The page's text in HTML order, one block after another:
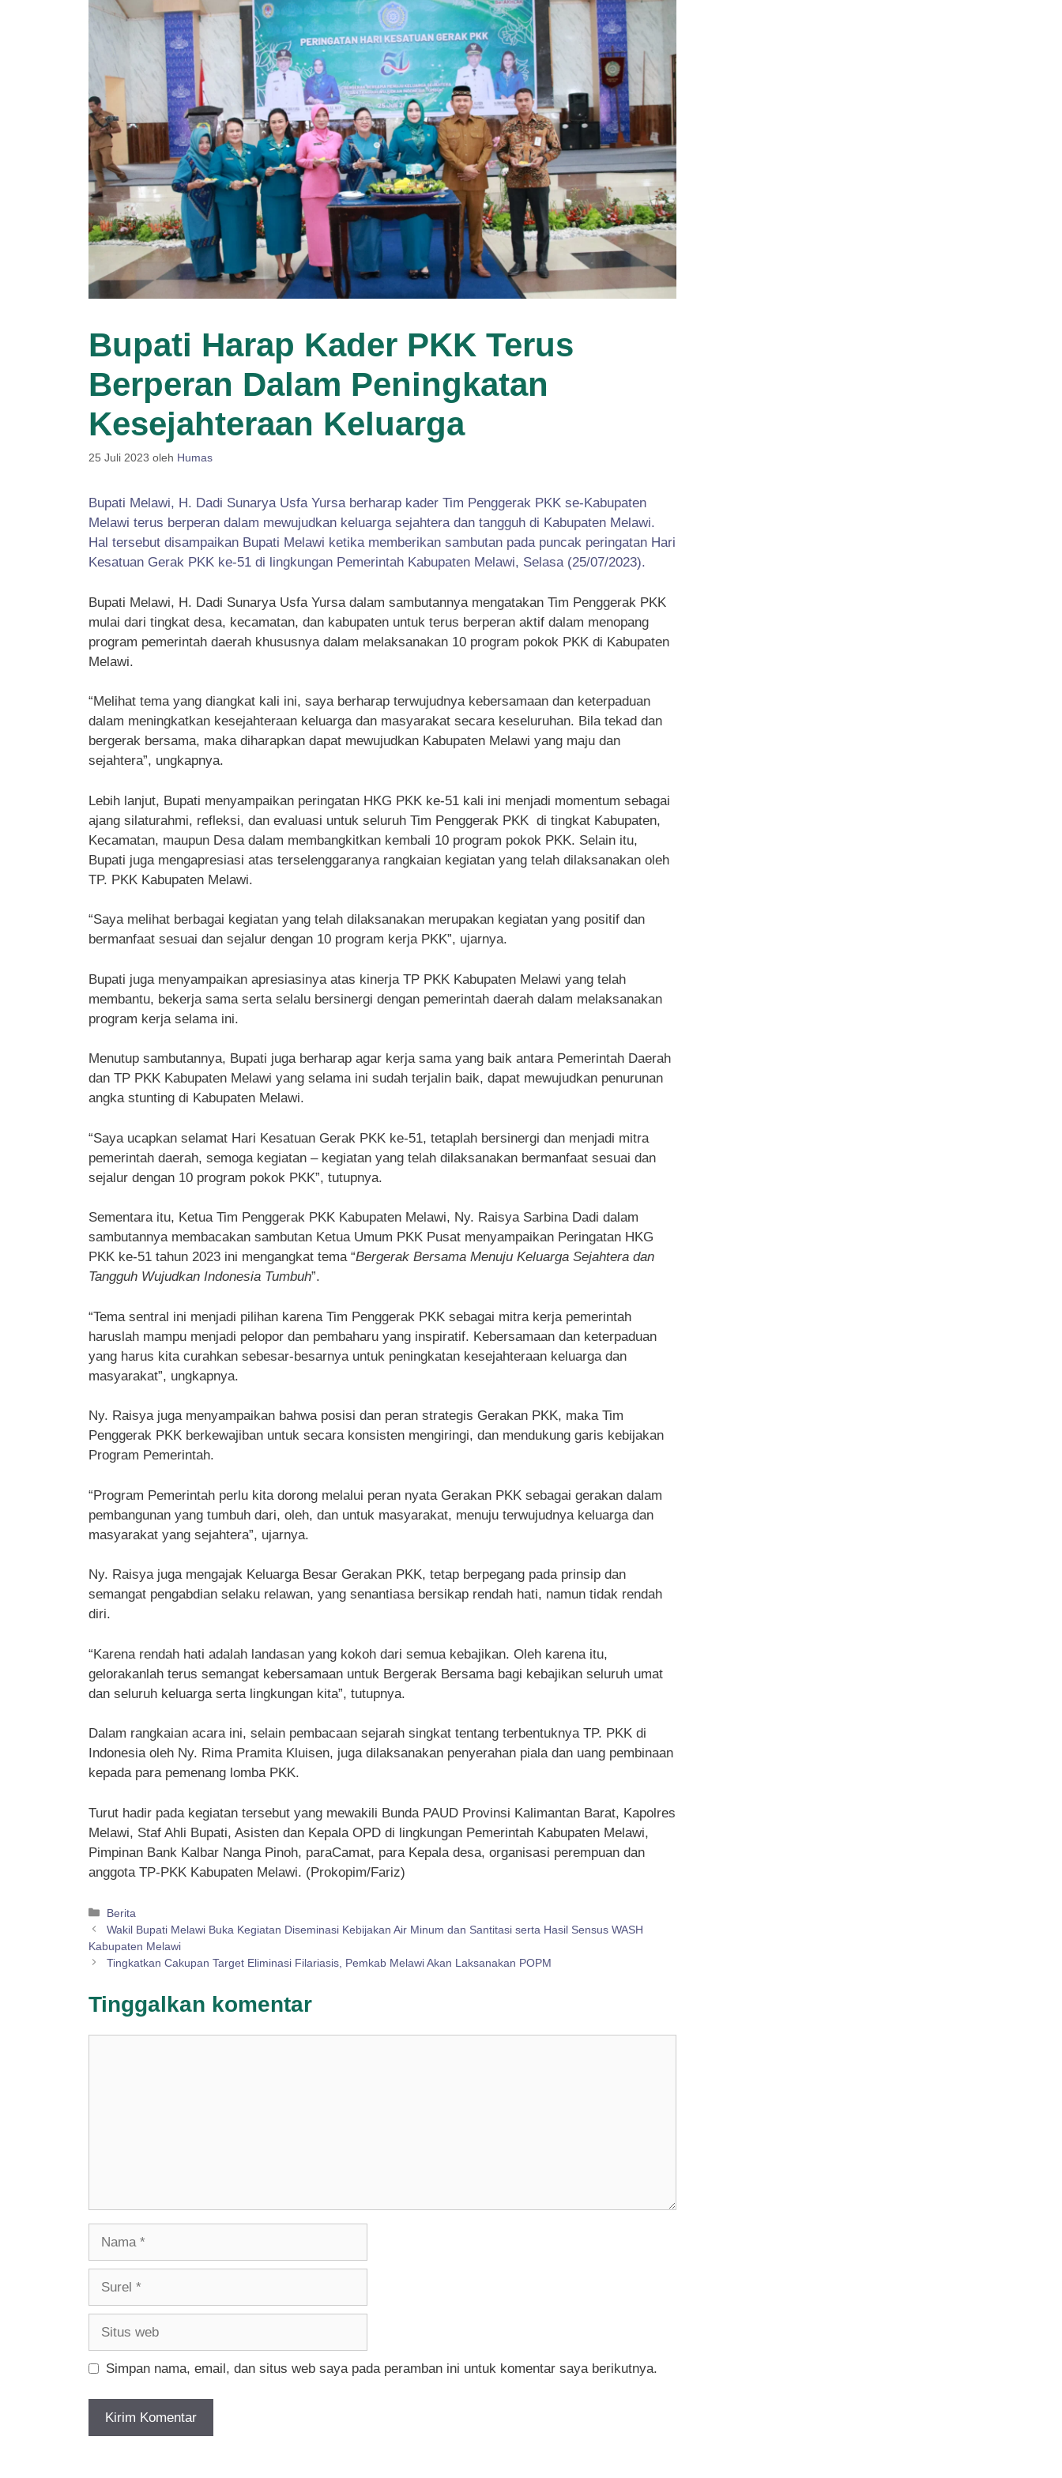
Bupati Harap Kader PKK Terus
Berperan Dalam Peningkatan
Kesejahteraan Keluarga
25 Juli 2023 oleh Humas
Bupati Melawi, H. Dadi Sunarya Usfa Yursa berharap kader Tim Penggerak PKK se-Kabupaten
Melawi terus berperan dalam mewujudkan keluarga sejahtera dan tangguh di Kabupaten Melawi.
Hal tersebut disampaikan Bupati Melawi ketika memberikan sambutan pada puncak peringatan Hari
Kesatuan Gerak PKK ke-51 di lingkungan Pemerintah Kabupaten Melawi, Selasa (25/07/2023).
Bupati Melawi, H. Dadi Sunarya Usfa Yursa dalam sambutannya mengatakan Tim Penggerak PKK
mulai dari tingkat desa, kecamatan, dan kabupaten untuk terus berperan aktif dalam menopang
program pemerintah daerah khususnya dalam melaksanakan 10 program pokok PKK di Kabupaten
Melawi.
“Melihat tema yang diangkat kali ini, saya berharap terwujudnya kebersamaan dan keterpaduan
dalam meningkatkan kesejahteraan keluarga dan masyarakat secara keseluruhan. Bila tekad dan
bergerak bersama, maka diharapkan dapat mewujudkan Kabupaten Melawi yang maju dan
sejahtera”, ungkapnya.
Lebih lanjut, Bupati menyampaikan peringatan HKG PKK ke-51 kali ini menjadi momentum sebagai
ajang silaturahmi, refleksi, dan evaluasi untuk seluruh Tim Penggerak PKK di tingkat Kabupaten,
Kecamatan, maupun Desa dalam membangkitkan kembali 10 program pokok PKK. Selain itu,
Bupati juga mengapresiasi atas terselenggaranya rangkaian kegiatan yang telah dilaksanakan oleh
TP. PKK Kabupaten Melawi.
“Saya melihat berbagai kegiatan yang telah dilaksanakan merupakan kegiatan yang positif dan
bermanfaat sesuai dan sejalur dengan 10 program kerja PKK”, ujarnya.
Bupati juga menyampaikan apresiasinya atas kinerja TP PKK Kabupaten Melawi yang telah
membantu, bekerja sama serta selalu bersinergi dengan pemerintah daerah dalam melaksanakan
program kerja selama ini.
Menutup sambutannya, Bupati juga berharap agar kerja sama yang baik antara Pemerintah Daerah
dan TP PKK Kabupaten Melawi yang selama ini sudah terjalin baik, dapat mewujudkan penurunan
angka stunting di Kabupaten Melawi.
“Saya ucapkan selamat Hari Kesatuan Gerak PKK ke-51, tetaplah bersinergi dan menjadi mitra
pemerintah daerah, semoga kegiatan – kegiatan yang telah dilaksanakan bermanfaat sesuai dan
sejalur dengan 10 program pokok PKK”, tutupnya.
Sementara itu, Ketua Tim Penggerak PKK Kabupaten Melawi, Ny. Raisya Sarbina Dadi dalam
sambutannya membacakan sambutan Ketua Umum PKK Pusat menyampaikan Peringatan HKG
PKK ke-51 tahun 2023 ini mengangkat tema “Bergerak Bersama Menuju Keluarga Sejahtera dan
Tangguh Wujudkan Indonesia Tumbuh”.
“Tema sentral ini menjadi pilihan karena Tim Penggerak PKK sebagai mitra kerja pemerintah
haruslah mampu menjadi pelopor dan pembaharu yang inspiratif. Kebersamaan dan keterpaduan
yang harus kita curahkan sebesar-besarnya untuk peningkatan kesejahteraan keluarga dan
masyarakat”, ungkapnya.
Ny. Raisya juga menyampaikan bahwa posisi dan peran strategis Gerakan PKK, maka Tim
Penggerak PKK berkewajiban untuk secara konsisten mengiringi, dan mendukung garis kebijakan
Program Pemerintah.
“Program Pemerintah perlu kita dorong melalui peran nyata Gerakan PKK sebagai gerakan dalam
pembangunan yang tumbuh dari, oleh, dan untuk masyarakat, menuju terwujudnya keluarga dan
masyarakat yang sejahtera”, ujarnya.
Ny. Raisya juga mengajak Keluarga Besar Gerakan PKK, tetap berpegang pada prinsip dan
semangat pengabdian selaku relawan, yang senantiasa bersikap rendah hati, namun tidak rendah
diri.
“Karena rendah hati adalah landasan yang kokoh dari semua kebajikan. Oleh karena itu,
gelorakanlah terus semangat kebersamaan untuk Bergerak Bersama bagi kebajikan seluruh umat
dan seluruh keluarga serta lingkungan kita”, tutupnya.
Dalam rangkaian acara ini, selain pembacaan sejarah singkat tentang terbentuknya TP. PKK di
Indonesia oleh Ny. Rima Pramita Kluisen, juga dilaksanakan penyerahan piala dan uang pembinaan
kepada para pemenang lomba PKK.
Turut hadir pada kegiatan tersebut yang mewakili Bunda PAUD Provinsi Kalimantan Barat, Kapolres
Melawi, Staf Ahli Bupati, Asisten dan Kepala OPD di lingkungan Pemerintah Kabupaten Melawi,
Pimpinan Bank Kalbar Nanga Pinoh, paraCamat, para Kepala desa, organisasi perempuan dan
anggota TP-PKK Kabupaten Melawi. (Prokopim/Fariz)
Kategori
Berita
Wakil Bupati Melawi Buka Kegiatan Diseminasi Kebijakan Air Minum dan Santitasi serta Hasil Sensus WASH
Kabupaten Melawi
Tingkatkan Cakupan Target Eliminasi Filariasis, Pemkab Melawi Akan Laksanakan POPM
Tinggalkan komentar
Simpan nama, email, dan situs web saya pada peramban ini untuk komentar saya berikutnya.